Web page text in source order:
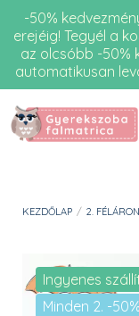
-50%
erejéig! Tegyél a
az olcsóbb -50%
automatikusan
KEZDŐLAP / 2.
Minden 2. -50%
Ingyenes